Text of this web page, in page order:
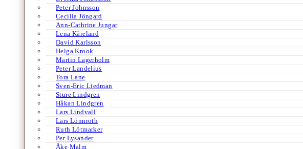
Peter Johnsson
Cecilia Jöngard
Ann-Cathrine Jungar
Lena Kåreland
David Karlsson
Helga Krook
Martin Lagerholm
Peter Landelius
Tora Lane
Sven-Eric Liedman
Sture Lindgren
Håkan Lindgren
Lars Lindvall
Lars Lönnroth
Ruth Lötmarker
Per Lysander
Åke Malm